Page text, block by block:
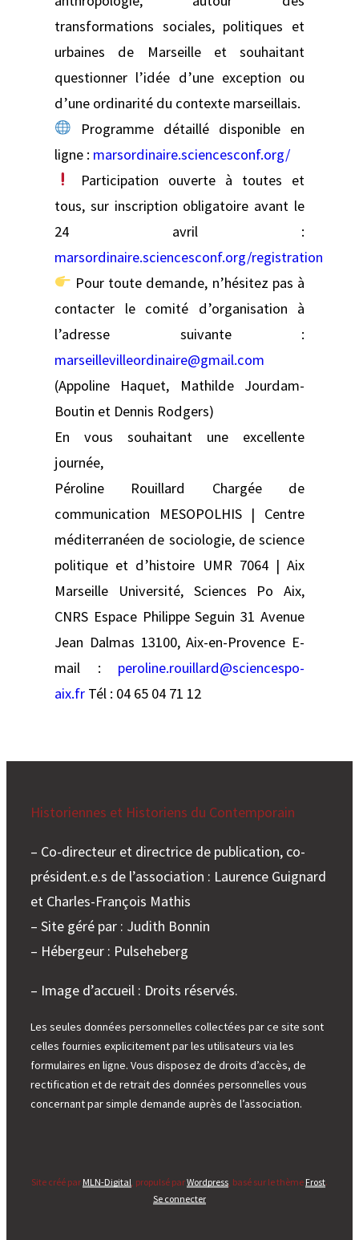
transformations sociales, politiques et
urbaines de Marseille et souhaitant
questionner l’idée d’une exception ou
d’une ordinarité du contexte marseillais.
Programme détaillé disponible en
ligne : marsordinaire.sciencesconf.org/
Participation ouverte à toutes et
tous, sur inscription obligatoire avant le
24 avril :
marsordinaire.sciencesconf.org/registration
Pour toute demande, n’hésitez pas à
contacter le comité d’organisation à
l’adresse suivante :
marseillevilleordinaire@gmail.com
(Appoline Haquet, Mathilde Jourdam-
Boutin et Dennis Rodgers)
En vous souhaitant une excellente
journée,
Péroline Rouillard Chargée de
communication MESOPOLHIS | Centre
méditerranéen de sociologie, de science
politique et d’histoire UMR 7064 | Aix
Marseille Université, Sciences Po Aix,
CNRS Espace Philippe Seguin 31 Avenue
Jean Dalmas 13100, Aix-en-Provence E-
mail : peroline.rouillard@sciencespo-
aix.fr Tél : 04 65 04 71 12
Historiennes et Historiens du Contemporain
– Co-directeur et directrice de publication, co-
président.e.s de l’association : Laurence Guignard
et Charles-François Mathis
– Site géré par : Judith Bonnin
– Hébergeur : Pulseheberg
– Image d’accueil : Droits réservés.
Les seules données personnelles collectées par ce site sont
celles fournies explicitement par les utilisateurs via les
formulaires en ligne. Vous disposez de droits d’accès, de
rectification et de retrait des données personnelles vous
concernant par simple demande auprès de l’association.
Site créé par MLN-Digital , propulsé parWordpress , basé sur le thème Frost.
Se connecter